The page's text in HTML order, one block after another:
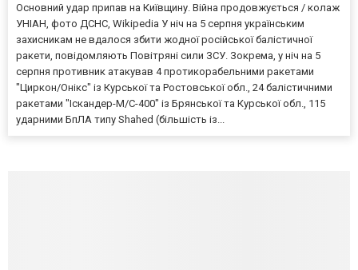
Основний удар припав на Київщину. Війна продовжується / колаж
УНІАН, фото ДСНС, Wikipedia У ніч на 5 серпня українським
захисникам не вдалося збити жодної російської балістичної
ракети, повідомляють Повітряні сили ЗСУ. Зокрема, у ніч на 5
серпня противник атакував 4 протикорабельними ракетами
"Циркон/Онікс" із Курської та Ростовської обл., 24 балістичними
ракетами "Іскандер-М/С-400" із Брянської та Курської обл., 115
ударними БпЛА типу Shahed (більшість із...